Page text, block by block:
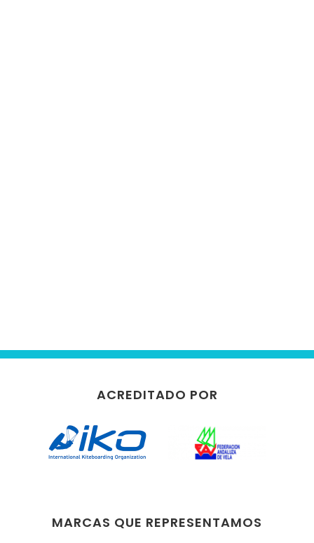
ACREDITADO POR
MARCAS QUE REPRESENTAMOS